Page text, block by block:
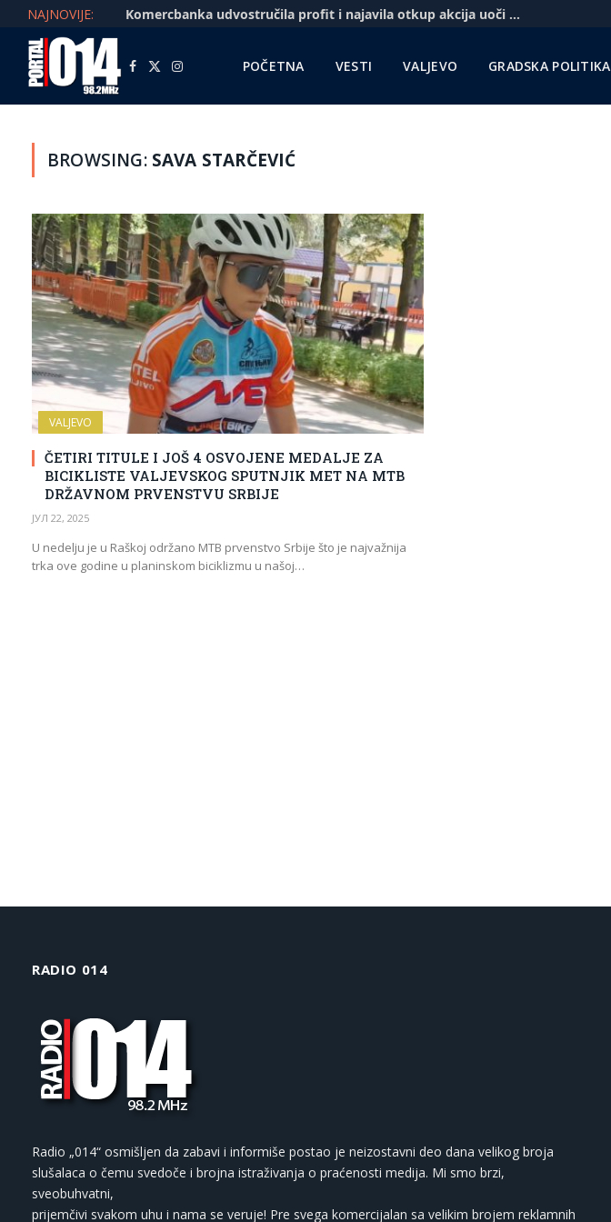
NAJNOVIJE: Komercbanka udvostručila profit i najavila otkup akcija uoči pregovora sa Unikreditom
Facebook
X
Instagram POČETNA VESTI VALJEVO GRADSKA POLITIKA
BROWSING: SAVA STARČEVIĆ
VALJEVO
ČETIRI TITULE I JOŠ 4 OSVOJENE MEDALJE ZA
BICIKLISTE VALJEVSKOG SPUTNJIK MET NA MTB
DRŽAVNOM PRVENSTVU SRBIJE
ЈУЛ 22, 2025
U nedelju je u Raškoj održano MTB prvenstvo Srbije što je najvažnija
trka ove godine u planinskom biciklizmu u našoj…
RADIO 014
Radio „014“ osmišljen da zabavi i informiše postao je neizostavni deo dana velikog broja
slušalaca o čemu svedoče i brojna istraživanja o praćenosti medija. Mi smo brzi,
sveobuhvatni,
prijemčivi svakom uhu i nama se veruje! Pre svega komercijalan sa velikim brojem reklamnih